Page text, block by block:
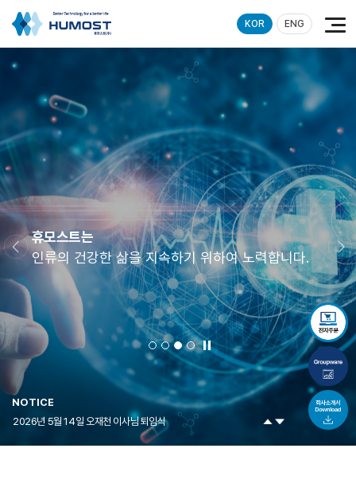
KOR ENG
휴모스트는
인류의 건강한 삶을 지속하기 위하여 노력합니다.
NOTICE
평가유예 신의료기술 고시 ⌈보건복지부 고시 제2025-180호⌋
2026년 5월 14일 오재천 이사님 퇴임식
평가유예 신의료기술 고시 ⌈보건복지부 고시 제2025-180호⌋